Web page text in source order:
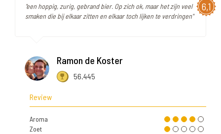
6,1
"een hoppig, zurig, gebrand bier. Op zich ok, maar het zijn veel
smaken die bij elkaar zitten en elkaar toch lijken te verdringen"
Ramon de Koster
56.445
Review
Aroma
Zoet